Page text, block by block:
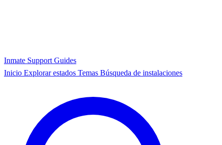
Inmate Support Guides
Inicio Explorar estados Temas Búsqueda de instalaciones